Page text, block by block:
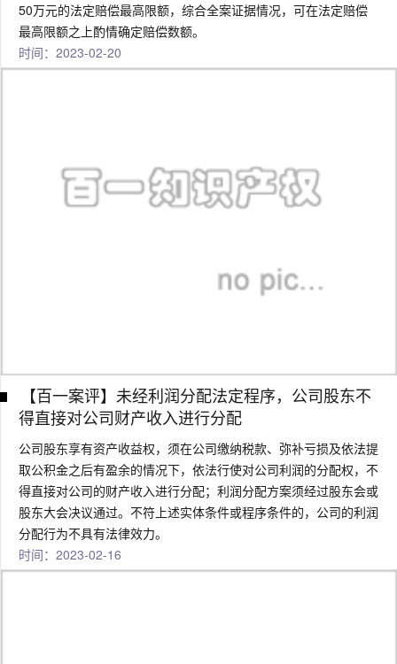
50万元的法定赔偿最高限额，综合全案证据情况，可在法定赔偿
最高限额之上酌情确定赔偿数额。
时间：2023-02-20
【百一案评】未经利润分配法定程序，公司股东不
得直接对公司财产收入进行分配
公司股东享有资产收益权，须在公司缴纳税款、弥补亏损及依法提
取公积金之后有盈余的情况下，依法行使对公司利润的分配权，不
得直接对公司的财产收入进行分配；利润分配方案须经过股东会或
股东大会决议通过。不符上述实体条件或程序条件的，公司的利润
分配行为不具有法律效力。
时间：2023-02-16